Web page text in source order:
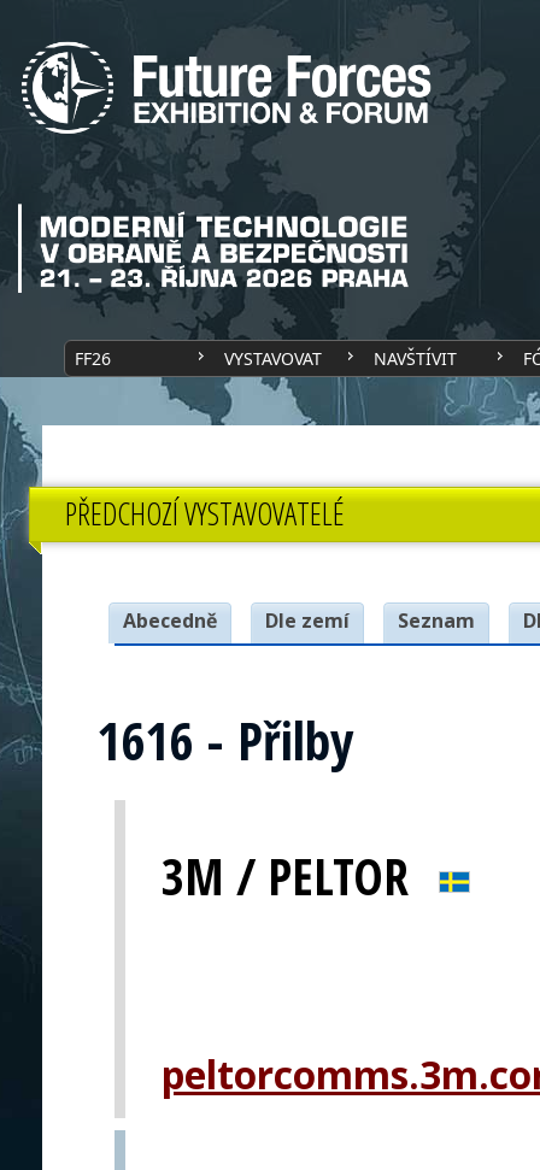
FF26 VYSTAVOVAT NAVŠTÍVIT
PŘEDCHOZÍ VYSTAVOVATELÉ
Abecedně Dle zemí Seznam
1616 - Přilby
3M / PELTOR